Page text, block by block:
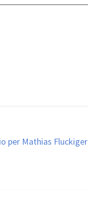
per Mathias Fluckiger